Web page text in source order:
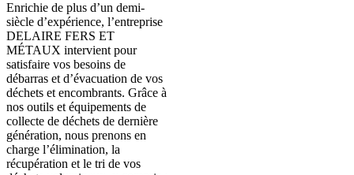
Enrichie de plus d’un demi-
siècle d’expérience, l’entreprise
DELAIRE FERS ET
MÉTAUX intervient pour
satisfaire vos besoins de
débarras et d’évacuation de vos
déchets et encombrants. Grâce à
nos outils et équipements de
collecte de déchets de dernière
génération, nous prenons en
charge l’élimination, la
récupération et le tri de vos